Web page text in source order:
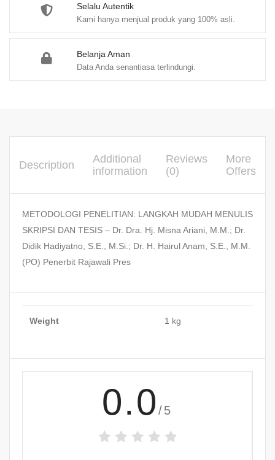
Selalu Autentik
Kami hanya menjual produk yang 100% asli.
Belanja Aman
Data Anda senantiasa terlindungi.
Description
Additional
information
Reviews
(0)
More
Offers
METODOLOGI PENELITIAN: LANGKAH MUDAH MENULIS
SKRIPSI DAN TESIS – Dr. Dra. Hj. Misna Ariani, M.M.; Dr.
Didik Hadiyatno, S.E., M.Si.; Dr. H. Hairul Anam, S.E., M.M.
(PO) Penerbit Rajawali Pres
Weight 1 kg
0.0 /5